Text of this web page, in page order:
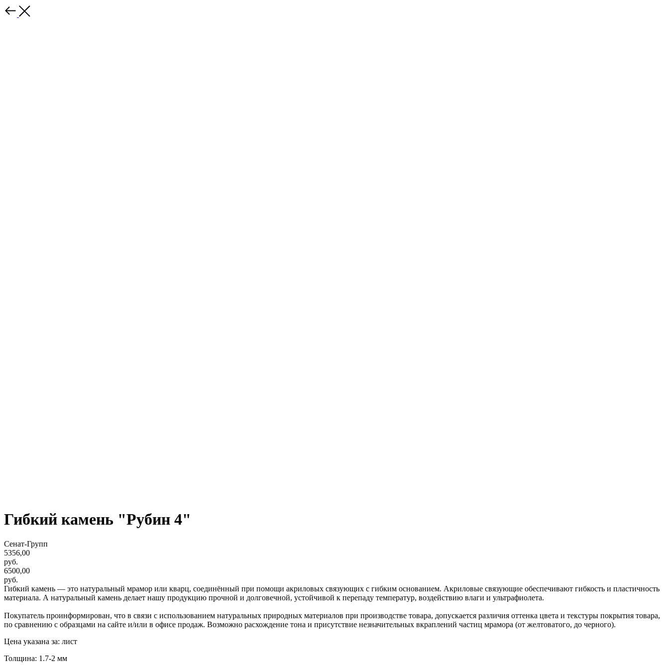
Гибкий камень "Рубин 4"
Сенат-Групп
5356,00
руб.
6500,00
руб.
Гибкий камень — это натуральный мрамор или кварц, соединённый при помощи акриловых связующих с гибким основанием. Акриловые связующие обеспечивают гибкость и пластичность
материала. А натуральный камень делает нашу продукцию прочной и долговечной, устойчивой к перепаду температур, воздействию влаги и ультрафиолета.
Покупатель проинформирован, что в связи с использованием натуральных природных материалов при производстве товара, допускается различия оттенка цвета и текстуры покрытия товара,
по сравнению с образцами на сайте и/или в офисе продаж. Возможно расхождение тона и присутствие незначительных вкраплений частиц мрамора (от желтоватого, до черного).
Цена указана за: лист
Толщина: 1.7-2 мм